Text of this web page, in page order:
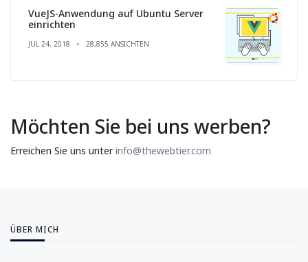
VueJS-Anwendung auf Ubuntu Server
einrichten
JUL 24, 2018 28,855 ANSICHTEN
Möchten Sie bei uns werben?
Erreichen Sie uns unterinfo@thewebtier.com
ÜBER MICH